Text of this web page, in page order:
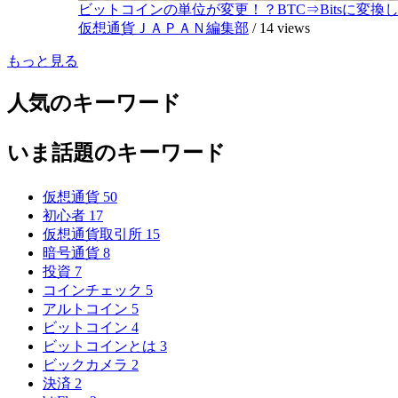
ビットコインの単位が変更！？BTC⇒Bitsに変換し
仮想通貨ＪＡＰＡＮ編集部 / 14 views
もっと見る
人気のキーワード
いま話題のキーワード
仮想通貨 50
初心者 17
仮想通貨取引所 15
暗号通貨 8
投資 7
コインチェック 5
アルトコイン 5
ビットコイン 4
ビットコインとは 3
ビックカメラ 2
決済 2